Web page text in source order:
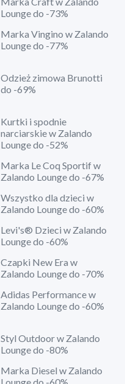
Lounge do -73%
Marka Vingino w Zalando
Lounge do -77%
Odzież zimowa Brunotti
do -69%
Kurtki i spodnie
narciarskie w Zalando
Lounge do -52%
Marka Le Coq Sportif w
Zalando Lounge do -67%
Wszystko dla dzieci w
Zalando Lounge do -60%
Levi's® Dzieci w Zalando
Lounge do -60%
Czapki New Era w
Zalando Lounge do -70%
Adidas Performance w
Zalando Lounge do -60%
Styl Outdoor w Zalando
Lounge do -80%
Marka Diesel w Zalando